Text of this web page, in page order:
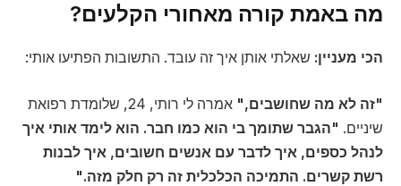
מה באמת קורה מאחורי הקלעים?
הכי מעניין: שאלתי אותן איך זה עובד. התשובות הפתיעו אותי:
"זה לא מה שחושבים,"
אמרה לי רותי, 24, שלומדת רפואת
שיניים. "הגבר שתומך בי הוא כמו חבר. הוא לימד אותי איך
לנהל כספים, איך לדבר עם אנשים חשובים, איך לבנות
רשת קשרים. התמיכה הכלכלית זה רק חלק מזה."